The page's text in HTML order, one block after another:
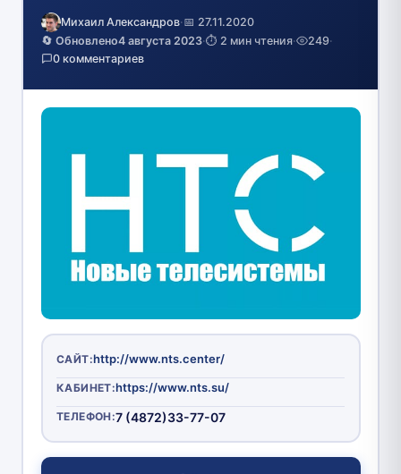
Михаил Александров·📅 27.11.2020
🔄 Обновлено4 августа 2023·⏱️ 2 мин чтения· 249·
0 комментариев
САЙТ:http://www.nts.center/
КАБИНЕТ:https://www.nts.su/
ТЕЛЕФОН:7 (4872)33-77-07